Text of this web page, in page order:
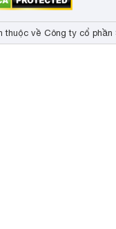
về Công ty cổ phần